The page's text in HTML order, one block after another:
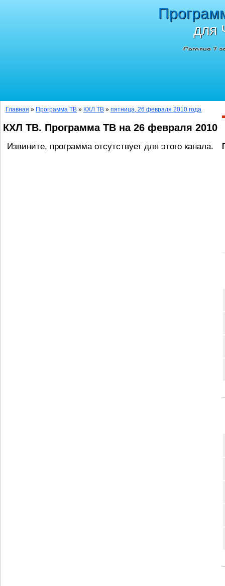
для
Сегодня 7
Главная » Программа ТВ » КХЛ ТВ » пятница, 26 февраля 2010 года
КХЛ ТВ. Программа ТВ на 26 февраля 2010
Извините, программа отсутствует для этого канала.